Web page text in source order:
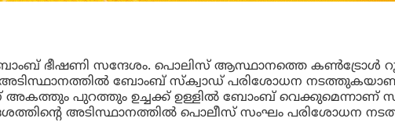
ബോംബ് ഭീഷണി സന്ദേശം. പൊലിസ് ആസ്ഥാനത്തെ കൺട്രോൾ
അടിസ്ഥാനത്തിൽ ബോംബ് സ്ക്വാഡ് പരിശോധന
അകത്തും പുറത്തും ഉച്ചക്ക് ഉള്ളിൽ ബോംബ് വെക്കുമെന്നാണ്
അടിസ്ഥാനത്തിൽ പൊലീസ് സംഘം പരിശോധന